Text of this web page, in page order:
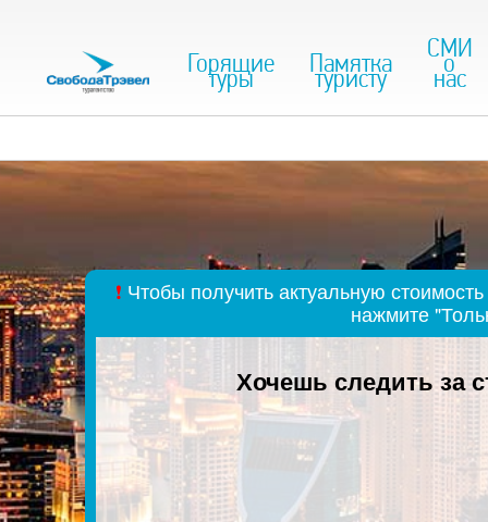
Горящие
туры Памятка
туристу
СМИ
о
нас
❗ Чтобы получить актуальную
нажмите
Хочешь следить за